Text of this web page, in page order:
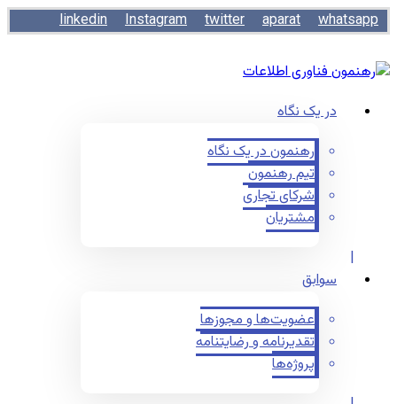
linkedin Instagram twitter aparat whatsapp
در یک نگاه
رهنمون در یک نگاه
تیم رهنمون
شرکای تجاری
مشتریان
سوابق
عضویت‌ها و مجوزها
تقدیرنامه و رضایتنامه
پروژه‌ها